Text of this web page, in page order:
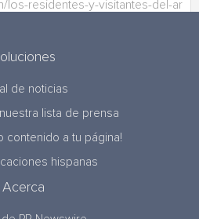
de noticias
lista de prensa
contenido a tu página!
hispanas
Acerca